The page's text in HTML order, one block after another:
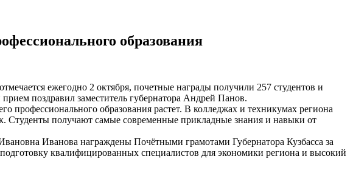
образования
ежегодно 2 октября, почетные награды получили 257 студентов и
поздравил заместитель губернатора Андрей Панов.
профессионального образования растет. В колледжах и техникумах региона
Студенты получают самые современные прикладные знания и навыки от
Иванова награждены Почётными грамотами Губернатора Кузбасса за
квалифицированных специалистов для экономики региона и высокий